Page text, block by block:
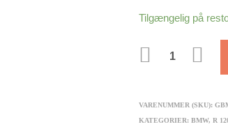
Tilgængelig på
ANTAL
VARENUMMER (SKU):
KATEGORIER:BMW,R